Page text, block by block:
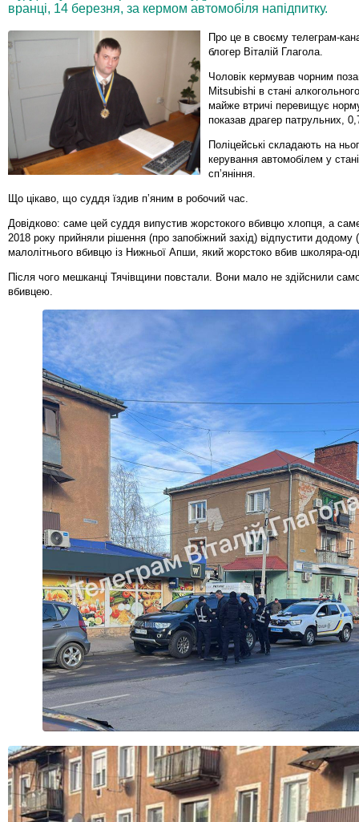
вранці, 14 березня, за кермом автомобіля напідпитку.
Про це в своєму телеграм-
блогер Віталій Глагола.
Чоловік кермував чорним
Mitsubishi в стані
майже втричі перевищує
показав драгер патрульних,
Поліцейські складають на
керування автомобілем у
спʼяніння.
Що цікаво, що суддя їздив пʼяним в робочий час.
Довідково: саме цей суддя випустив жорстокого вбивцю хлопця, а
2018 року прийняли рішення (про запобіжний захід) відпустити додому
малолітнього вбивцю із Нижньої Апши, який жорстоко вбив школяра-
Після чого мешканці Тячівщини повстали. Вони мало не здійснили
вбивцею.